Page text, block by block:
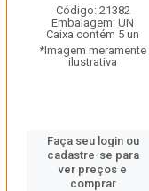
Código: 21382
Embalagem: UN
Caixa contém 5 un
*Imagem meramente
ilustrativa
Faça seu login ou
cadastre-se para
ver preços e
comprar